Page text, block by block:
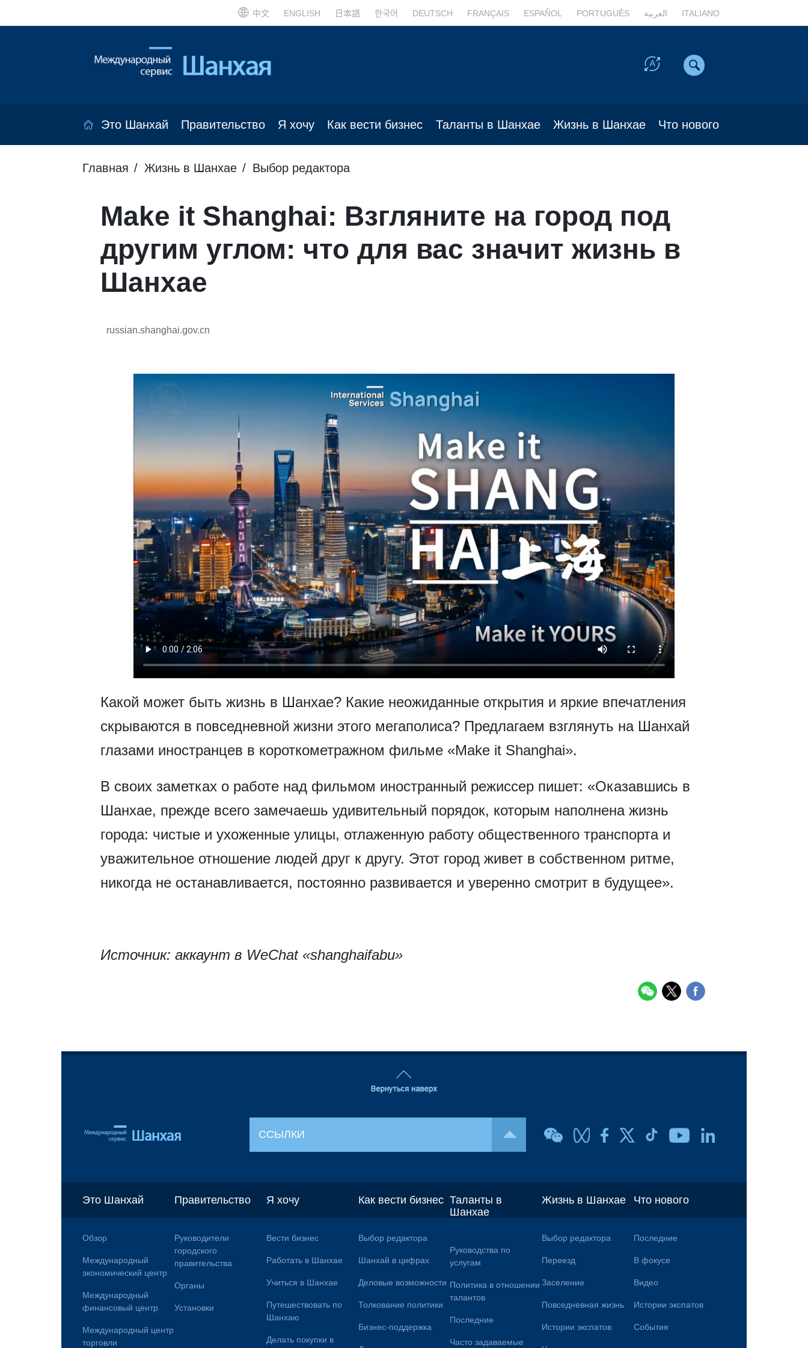
中文 ENGLISH 日本語 한국어 DEUTSCH FRANÇAIS ESPAÑOL PORTUGUÊS العربية ITALIANO
Это Шанхай Правительство Я хочу Как вести бизнес Таланты в Шанхае Жизнь в Шанхае Что нового
Главная Жизнь в Шанхае Выбор редактора
Make it Shanghai: Взгляните на город под
другим углом: что для вас значит жизнь в
Шанхае
russian.shanghai.gov.cn
Какой может быть жизнь в Шанхае? Какие неожиданные открытия и яркие впечатления
скрываются в повседневной жизни этого мегаполиса? Предлагаем взглянуть на Шанхай
глазами иностранцев в короткометражном фильме «Make it Shanghai».
В своих заметках о работе над фильмом иностранный режиссер пишет: «Оказавшись в
Шанхае, прежде всего замечаешь удивительный порядок, которым наполнена жизнь
города: чистые и ухоженные улицы, отлаженную работу общественного транспорта и
уважительное отношение людей друг к другу. Этот город живет в собственном ритме,
никогда не останавливается, постоянно развивается и уверенно смотрит в будущее».
Источник: аккаунт в WeChat «shanghaifabu»
ССЫЛКИ
Это Шанхай
Обзор
Международный
экономический центр
Международный
финансовый центр
Международный центр
торговли
Правительство
Руководители
городского
правительства
Органы
Установки
Я хочу
Вести бизнес
Работать в Шанхае
Учиться в Шанхае
Путешествовать по
Шанхаю
Делать покупки в
Как вести бизнес
Выбор редактора
Шанхай в цифрах
Деловые возможности
Толкование политики
Бизнес-поддержка
Таланты в
Шанхае
Руководства по
услугам
Политика в отношении
талантов
Последние
Часто задаваемые
Жизнь в Шанхае
Выбор редактора
Переезд
Заселение
Повседневная жизнь
Истории экспатов
Что нового
Последние
В фокусе
Видео
Истории экспатов
События